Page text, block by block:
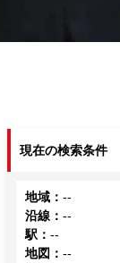
現在の検索条件
地域 ：--
沿線 ：--
駅 ：--
地図 ：--